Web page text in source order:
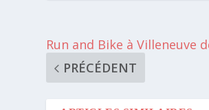
Run and Bike à Villeneuve
PRÉCÉDENT